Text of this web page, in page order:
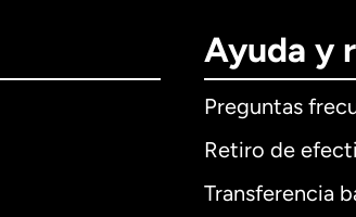
Ayuda y
Preguntas
Retiro de
Transferencia